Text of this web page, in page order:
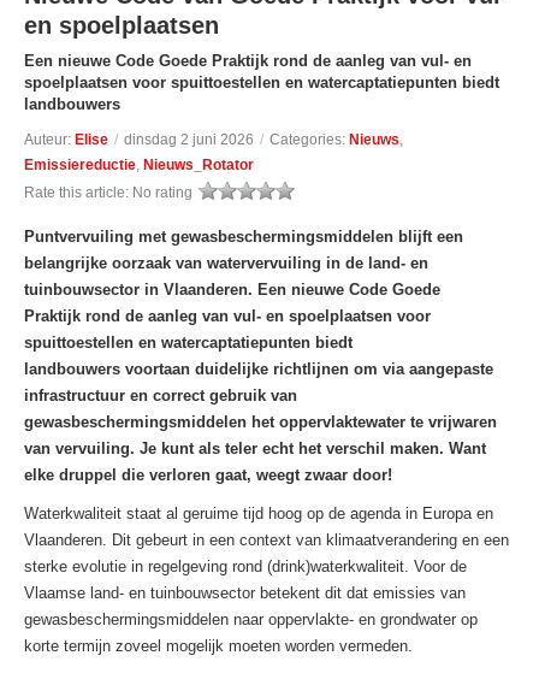
en spoelplaatsen
Een nieuwe Code Goede Praktijk rond de aanleg van vul- en
spoelplaatsen voor spuittoestellen en watercaptatiepunten biedt
landbouwers
Auteur: Elise / dinsdag 2 juni 2026 / Categories: Nieuws
Emissiereductie Nieuws_Rotator
Rate this article: No rating
Puntvervuiling met gewasbeschermingsmiddelen blijft een
belangrijke oorzaak van watervervuiling in de land- en
tuinbouwsector in Vlaanderen. Een nieuwe Code Goede
Praktijk rond de aanleg van vul- en spoelplaatsen voor
spuittoestellen en watercaptatiepunten biedt
landbouwers voortaan duidelijke richtlijnen om via aangepaste
infrastructuur en correct gebruik van
gewasbeschermingsmiddelen het oppervlaktewater te vrijwaren
van vervuiling. Je kunt als teler echt het verschil maken. Want
elke druppel die verloren gaat, weegt zwaar door!
Waterkwaliteit staat al geruime tijd hoog op de agenda in Europa en
Vlaanderen. Dit gebeurt in een context van klimaatverandering en een
sterke evolutie in regelgeving rond (drink)waterkwaliteit. Voor de
Vlaamse land- en tuinbouwsector betekent dit dat emissies van
gewasbeschermingsmiddelen naar oppervlakte- en grondwater op
korte termijn zoveel mogelijk moeten worden vermeden.